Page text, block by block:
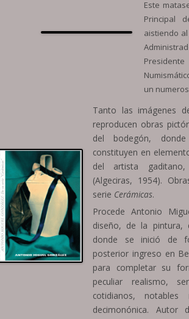
Este
Principal
aistiendo
un
Tanto las imágenes
reproducen obras
del bodegón,
constituyen en
del artista
(Algeciras, 1954).
serie Cerámicas.
Procede Antonio
diseño, de la pintura,
donde se inició de
posterior ingreso en
para completar su
peculiar realismo,
cotidianos,
decimonónica. Autor